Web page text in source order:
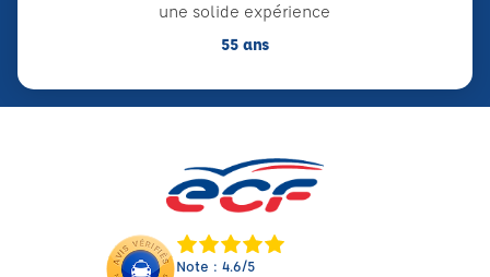
une solide expérience
55 ans
Note : 4.6/5